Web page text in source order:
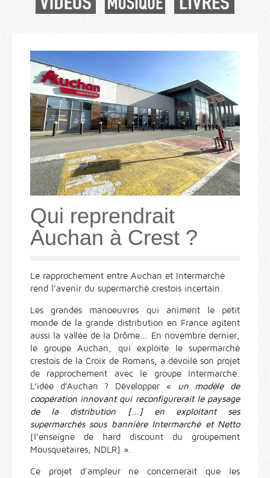
Qui reprendrait
Auchan à Crest ?
Le rapprochement entre Auchan et Intermarché
rend l’avenir du supermarché crestois incertain.
Les grandes manoeuvres qui animent le petit
monde de la grande distribution en France agitent
aussi la vallée de la Drôme... En novembre dernier,
le groupe Auchan, qui exploite le supermarché
crestois de la Croix de Romans, a dévoilé son projet
de rapprochement avec le groupe Intermarché.
L’idée d’Auchan ? Développer « un modèle de
coopération innovant qui reconfigurerait le paysage
de la distribution [...] en exploitant ses
supermarchés sous bannière Intermarché et Netto
[l’enseigne de hard discount du groupement
Mousquetaires, NDLR] ».
Ce projet d’ampleur ne concernerait que les